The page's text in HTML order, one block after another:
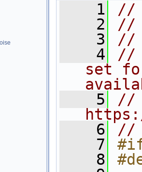
    1
//
    2
//
    3
//
    4
//
set
    5
//
    6
//
    7
    8